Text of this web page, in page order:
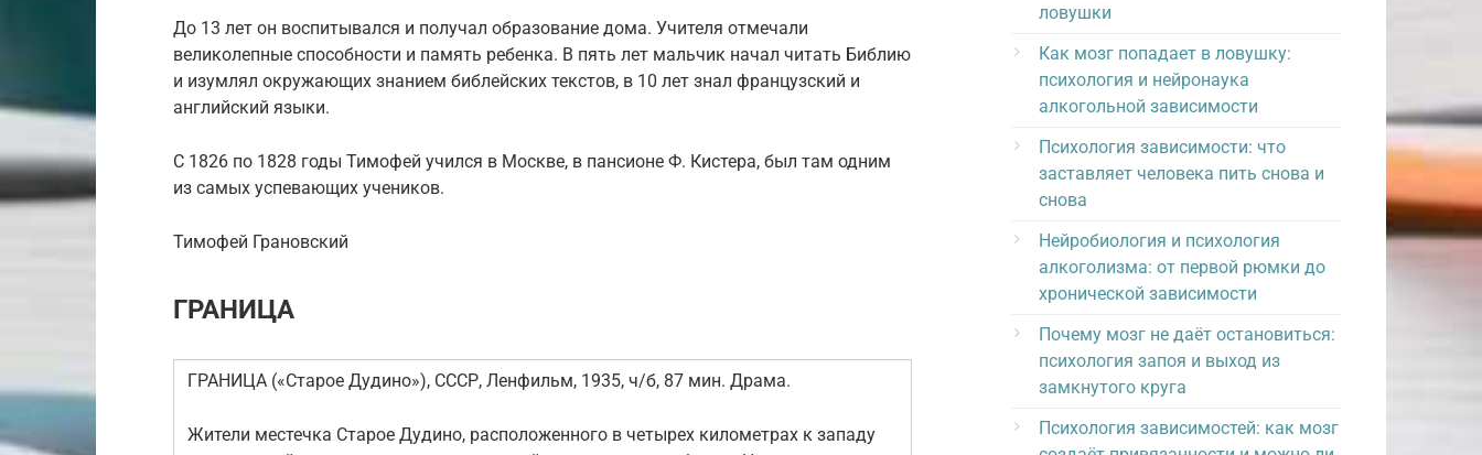
До 13 лет он воспитывался и получал образование дома. Учителя отмечали
великолепные способности и память ребенка. В пять лет мальчик начал читать Библию
и изумлял окружающих знанием библейских текстов, в 10 лет знал французский и
английский языки.
С 1826 по 1828 годы Тимофей учился в Москве, в пансионе Ф. Кистера, был там одним
из самых успевающих учеников.
Тимофей Грановский
ГРАНИЦА
ГРАНИЦА («Старое Дудино»), СССР, Ленфильм, 1935, ч/б, 87 мин. Драма.
Жители местечка Старое Дудино, расположенного в четырех километрах к западу
ловушки
Как мозг попадает в ловушку:
психология и нейронаука
алкогольной зависимости
Психология зависимости: что
заставляет человека пить снова и
снова
Нейробиология и психология
алкоголизма: от первой рюмки до
хронической зависимости
Почему мозг не даёт остановиться:
психология запоя и выход из
замкнутого круга
Психология зависимостей: как мозг